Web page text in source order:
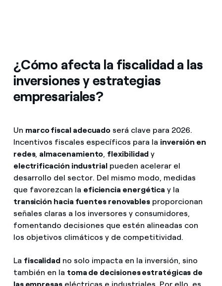
¿Cómo afecta la fiscalidad a las
inversiones y estrategias
empresariales?
Un marco fiscal adecuado será clave para 2026.
Incentivos fiscales específicos para la inversión en
redes, almacenamiento, flexibilidad y
electrificación industrialpueden acelerar el
desarrollo del sector. Del mismo modo, medidas
que favorezcan la eficiencia energética y la
transición hacia fuentes renovables proporcionan
señales claras a los inversores y consumidores,
fomentando decisiones que estén alineadas con
los objetivos climáticos y de competitividad.
La fiscalidad no solo impacta en la inversión, sino
también en la toma de decisiones estratégicas de